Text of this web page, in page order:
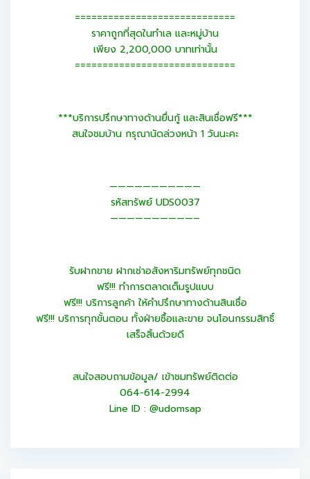
=============================
ราคาถูกที่สุดในทำเล และหมู่บ้าน
เพียง 2,200,000 บาทเท่านั้น
=============================
***บริการปรึกษาทางด้านยื่นกู้ และสินเชื่อฟรี***
สนใจชมบ้าน กรุณานัดล่วงหน้า 1 วันนะคะ
———————————
รหัสทรัพย์ UDS0037
——————————–
รับฝากขาย ฝากเช่าอสังหาริมทรัพย์ทุกชนิด
ฟรี!!! ทำการตลาดเต็มรูปแบบ
ฟรี!!! บริการลูกค้า ให้คำปรึกษาทางด้านสินเชื่อ
ฟรี!!! บริการทุกขั้นตอน ทั้งฝ่ายซื้อและขาย จนโอนกรรมสิทธิ์
เสร็จสิ้นด้วยดี
สนใจสอบถามข้อมูล/ เข้าชมทรัพย์ติดต่อ
064-614-2994
Line ID : @udomsap